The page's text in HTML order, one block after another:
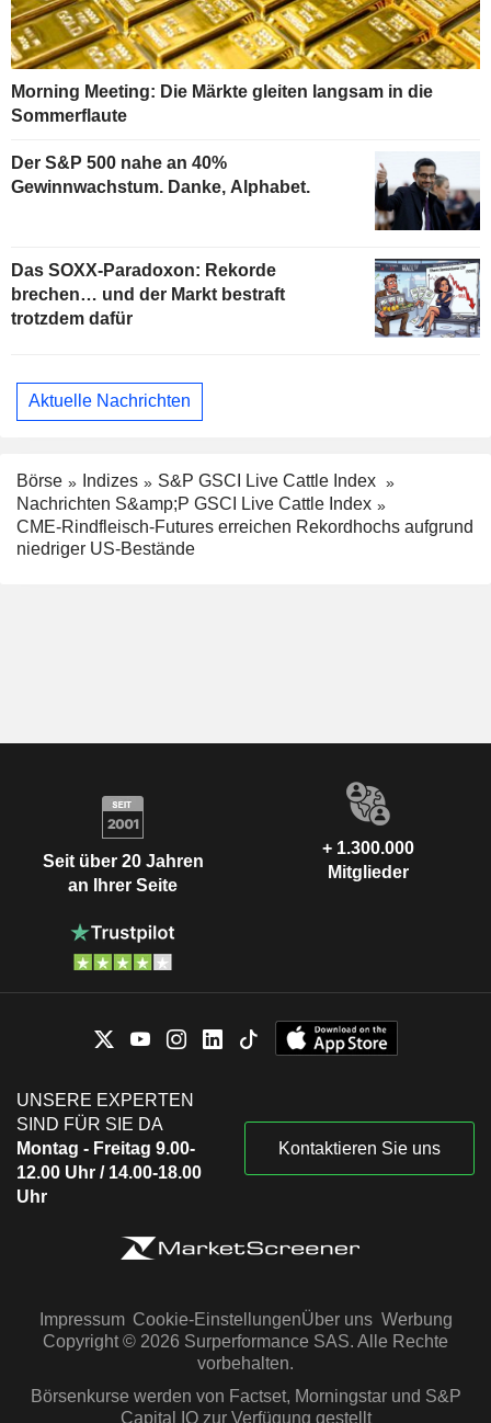
Morning Meeting: Die Märkte gleiten langsam in die
Sommerflaute
Der S&P 500 nahe an 40%
Gewinnwachstum. Danke, Alphabet.
Das SOXX-Paradoxon: Rekorde
brechen… und der Markt bestraft
trotzdem dafür
Aktuelle Nachrichten
Börse Indizes
S&P GSCI Live Cattle Index
Nachrichten S&amp;P GSCI Live Cattle Index
CME-Rindfleisch-Futures erreichen Rekordhochs aufgrund
niedriger US-Bestände
Seit über 20 Jahren
an Ihrer Seite
+ 1.300.000
Mitglieder
UNSERE EXPERTEN
SIND FÜR SIE DA
Montag - Freitag 9.00-
12.00 Uhr / 14.00-18.00
Uhr
Kontaktieren Sie uns
Impressum Cookie-EinstellungenÜber uns Werbung
Copyright © 2026 Surperformance SAS. Alle Rechte
vorbehalten.
Börsenkurse werden von Factset, Morningstar und S&P
Capital IQ zur Verfügung gestellt